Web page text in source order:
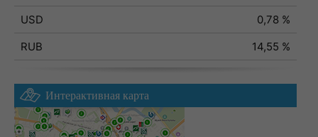
USD
0,78 %
RUB
14,55 %
Интерактивная карта